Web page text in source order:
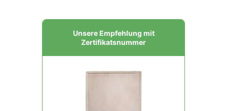
Unsere Empfehlung mit
Zertifikatsnummer